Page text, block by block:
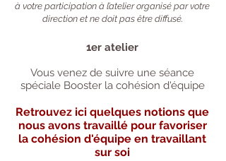
à votre participation à l’atelier organisé par votre
direction et ne doit pas être diffusé.
1er atelier
Vous venez de suivre une séance
spéciale Booster la cohésion d'équipe
Retrouvez ici quelques notions que
nous avons travaillé pour favoriser
la cohésion d'équipe en travaillant
sur soi